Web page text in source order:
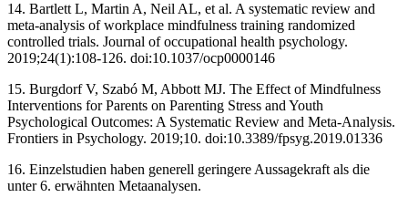
14. Bartlett L, Martin A, Neil AL, et al. A systematic review and
meta-analysis of workplace mindfulness training randomized
controlled trials. Journal of occupational health psychology.
2019;24(1):108-126. doi:10.1037/ocp0000146 ‌
‌15. Burgdorf V, Szabó M, Abbott MJ. The Effect of Mindfulness
Interventions for Parents on Parenting Stress and Youth
Psychological Outcomes: A Systematic Review and Meta-Analysis.
Frontiers in Psychology. 2019;10. doi:10.3389/fpsyg.2019.01336 ‌
16. Einzelstudien haben generell geringere Aussagekraft als die
unter 6. erwähnten Metaanalysen.